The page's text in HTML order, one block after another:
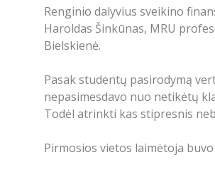
Renginio dalyvius sveikino
Haroldas Šinkūnas, MRU
Bielskienė.
Pasak studentų pasirodymą
nepasimesdavo nuo netikėtų
Todėl atrinkti kas stipresnis
Pirmosios vietos laimėtoja